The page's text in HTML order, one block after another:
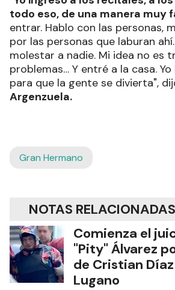
todo eso, de una manera muy
entrar. Hablo con las personas,
por las personas que laburan
molestar a nadie. Mi idea no es
problemas… Y entré a la casa.
para que la gente se divierta",
Argenzuela.
Gran Hermano
NOTAS RELACIONADAS
Comienza el
"Pity" Álvarez
de Cristian
Lugano